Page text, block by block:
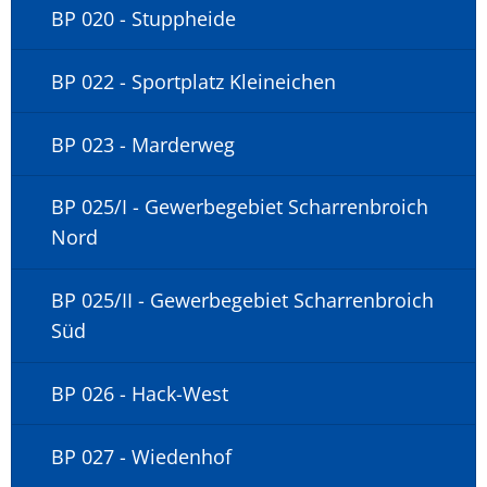
BP 020 - Stuppheide
BP 022 - Sportplatz Kleineichen
BP 023 - Marderweg
BP 025/I - Gewerbegebiet Scharrenbroich
Nord
BP 025/II - Gewerbegebiet Scharrenbroich
Süd
BP 026 - Hack-West
BP 027 - Wiedenhof